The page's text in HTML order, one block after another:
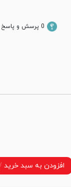
0 پرسش و پاسخ کاربران
افزودن به سبد خرید